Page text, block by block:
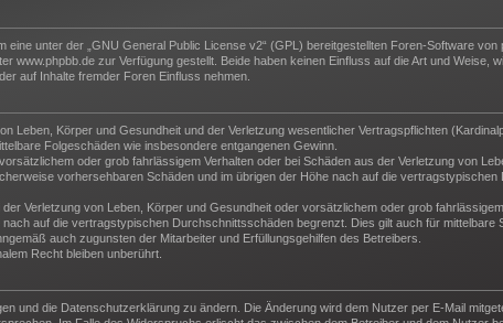
eine unter der „GNU General Public License v2“ (GPL) bereitgestellten Foren-Software
www.phpbb.de zur Verfügung gestellt. Beide haben keinen Einfluss auf die Art und Weise,
auf Inhalte fremder Foren Einfluss nehmen.
Leben, Körper und Gesundheit und der Verletzung wesentlicher Vertragspflichten
Folgeschäden wie insbesondere entgangenen Gewinn.
oder grob fahrlässigem Verhalten oder bei Schäden aus der Verletzung von
vorhersehbaren Schäden und im übrigen der Höhe nach auf die
Verletzung von Leben, Körper und Gesundheit oder vorsätzlichem oder grob
auf die vertragstypischen Durchschnittsschäden begrenzt. Dies gilt auch für mittelbare
auch zugunsten der Mitarbeiter und Erfüllungsgehilfen des Betreibers.
Recht bleiben unberührt.
und die Datenschutzerklärung zu ändern. Die Änderung wird dem Nutzer per E-Mail